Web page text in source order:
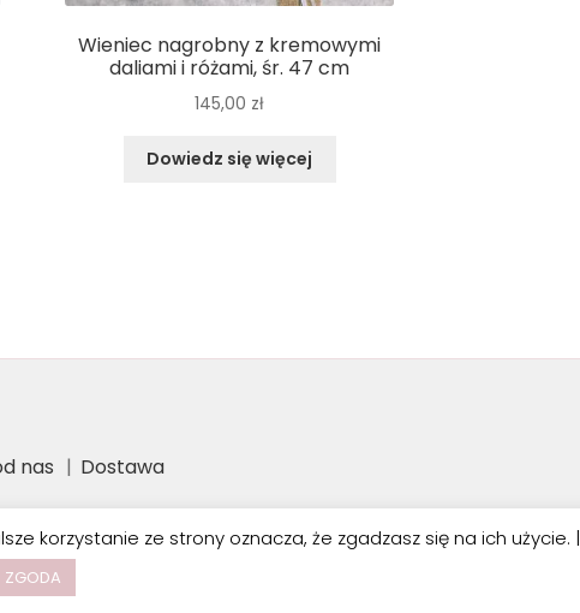
Wieniec nagrobny z kremowymi
daliami i różami, śr. 47 cm
145,00 zł
Dowiedz się więcej
nas Dostawa
korzystanie ze strony oznacza, że zgadzasz się na ich użycie. |
ZGODA